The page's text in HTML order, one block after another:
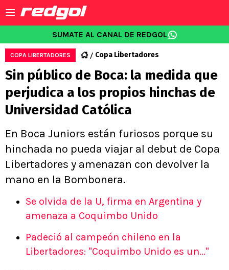
SUMATE AL CANAL DE REDGOL
COPA LIBERTADORES Copa Libertadores
Sin público de Boca: la medida que
perjudica a los propios hinchas de
Universidad Católica
En Boca Juniors están furiosos porque su
hinchada no pueda viajar al debut de Copa
Libertadores y amenazan con devolver la
mano en la Bombonera.
Se olvida de la U, firma en Argentina y
amenaza a Coquimbo Unido
Padeció al campeón chileno en la
Libertadores: "Coquimbo Unido es un..."